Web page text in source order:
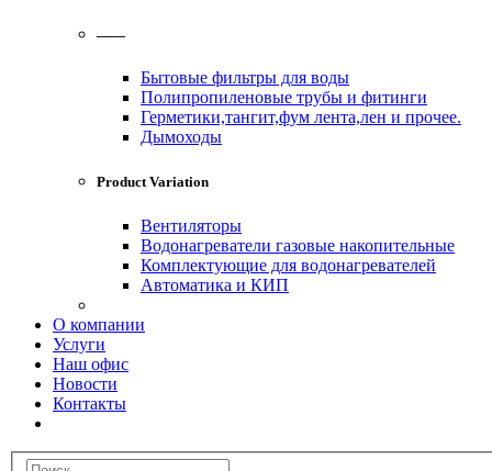
——
Бытовые фильтры для воды
Полипропиленовые трубы и фитинги
Герметики,тангит,фум лента,лен и прочее.
Дымоходы
Product Variation
Вентиляторы
Водонагреватели газовые накопительные
Комплектующие для водонагревателей
Автоматика и КИП
О компании
Услуги
Наш офис
Новости
Контакты